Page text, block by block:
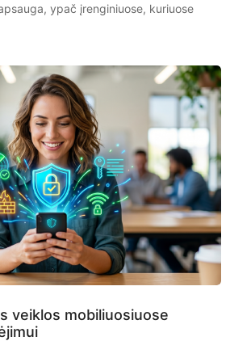
ypač įrenginiuose, kuriuose
veiklos mobiliuosiuose